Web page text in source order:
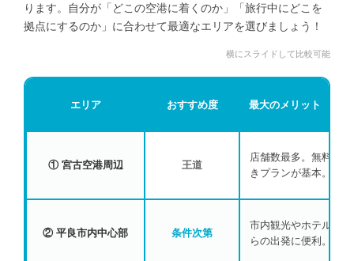
ります。自分が「どこの空港に着くのか」「旅行中にどこを
拠点にするのか」に合わせて最適なエリアを選びましょう！
横にスライドして比較可能
エリア おすすめ度 最大のメリット
① 宮古空港周辺 王道
店舗数最多。無料送
きプランが基本。
② 平良市内中心部 条件次第
市内観光やホテル滞
らの出発に便利。